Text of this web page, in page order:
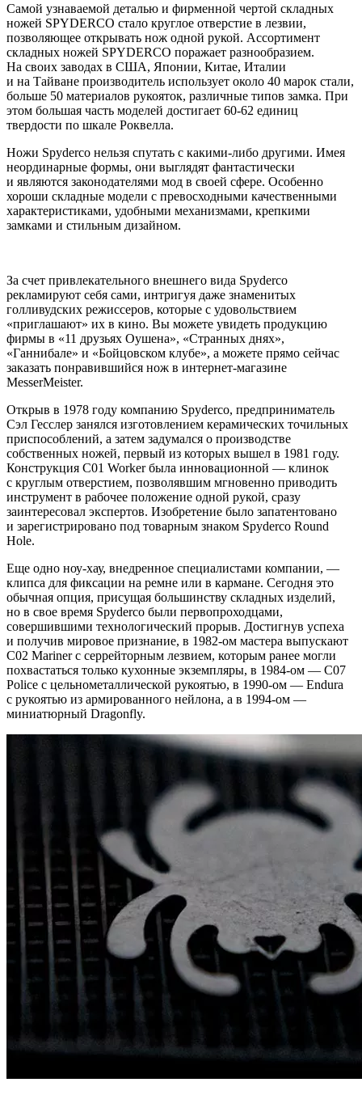
Самой узнаваемой деталью и фирменной чертой складных
ножей SPYDERCO стало круглое отверстие в лезвии,
позволяющее открывать нож одной рукой. Ассортимент
складных ножей SPYDERCO поражает разнообразием.
На своих заводах в США, Японии, Китае, Италии
и на Тайване производитель использует около 40 марок стали,
больше 50 материалов рукояток, различные типов замка. При
этом большая часть моделей достигает 60-62 единиц
твердости по шкале Роквелла.
Ножи Spyderco нельзя спутать с какими-либо другими. Имея
неординарные формы, они выглядят фантастически
и являются законодателями мод в своей сфере. Особенно
хороши складные модели с превосходными качественными
характеристиками, удобными механизмами, крепкими
замками и стильным дизайном.
За счет привлекательного внешнего вида Spyderco
рекламируют себя сами, интригуя даже знаменитых
голливудских режиссеров, которые с удовольствием
«приглашают» их в кино. Вы можете увидеть продукцию
фирмы в «11 друзьях Оушена», «Странных днях»,
«Ганнибале» и «Бойцовском клубе», а можете прямо сейчас
заказать понравившийся нож в интернет-магазине
MesserMeister.
Открыв в 1978 году компанию Spyderco, предприниматель
Сэл Гесслер занялся изготовлением керамических точильных
приспособлений, а затем задумался о производстве
собственных ножей, первый из которых вышел в 1981 году.
Конструкция C01 Worker была инновационной — клинок
с круглым отверстием, позволявшим мгновенно приводить
инструмент в рабочее положение одной рукой, сразу
заинтересовал экспертов. Изобретение было запатентовано
и зарегистрировано под товарным знаком Spyderco Round
Hole.
Еще одно ноу-хау, внедренное специалистами компании, —
клипса для фиксации на ремне или в кармане. Сегодня это
обычная опция, присущая большинству складных изделий,
но в свое время Spyderco были первопроходцами,
совершившими технологический прорыв. Достигнув успеха
и получив мировое признание, в 1982-ом мастера выпускают
C02 Mariner с серрейторным лезвием, которым ранее могли
похвастаться только кухонные экземпляры, в 1984-ом — C07
Police с цельнометаллической рукоятью, в 1990-ом — Endura
с рукоятью из армированного нейлона, а в 1994-ом —
миниатюрный Dragonfly.